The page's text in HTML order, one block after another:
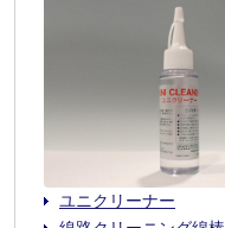
ユニクリーナー